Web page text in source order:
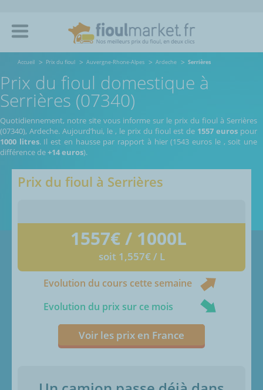
Accueil Prix du fioul Auvergne-Rhone-Alpes Ardeche Serrières
Prix du fioul domestique à
Serrières (07340)
Quotidiennement, notre site vous informe sur le prix du fioul à Serrières
(07340), Ardeche. Aujourd’hui, le , le prix du fioul est de 1557 euros pour
1000 litres. Il est en hausse par rapport à hier (1543 euros le , soit une
différence de+14 euros).
Prix du fioul à Serrières
1557€ / 1000L
soit 1,557€ / L
Evolution du cours cette semaine
Evolution du prix sur ce mois
Voir les prix en France